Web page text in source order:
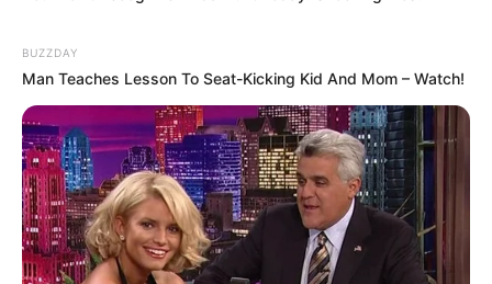
BUZZDAY
Man Teaches Lesson To Seat-Kicking Kid And Mom – Watch!